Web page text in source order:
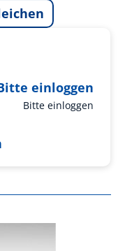
Bitte einloggen
einloggen